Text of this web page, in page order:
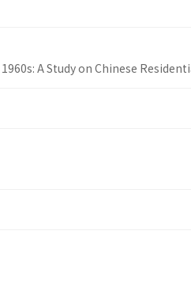
A Study on Chinese